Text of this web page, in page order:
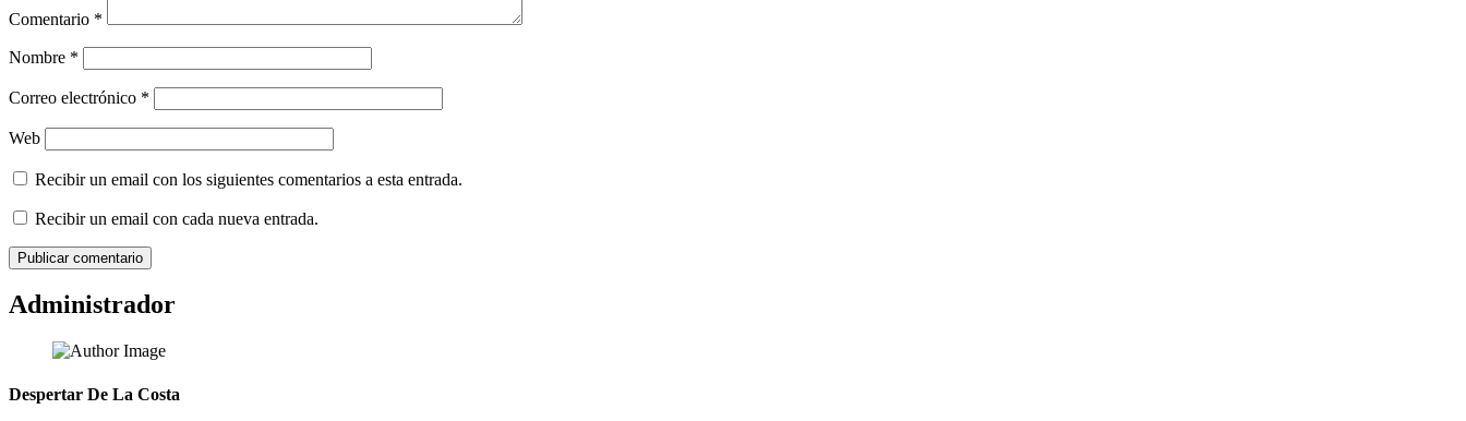
Comentario *
Nombre *
Correo electrónico *
Web
Recibir un email con los siguientes comentarios a esta entrada.
Recibir un email con cada nueva entrada.
Administrador
Despertar De La Costa